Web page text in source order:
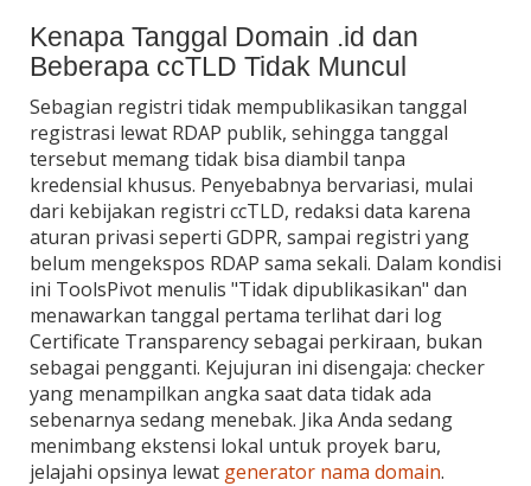
Kenapa Tanggal Domain .id dan
Beberapa ccTLD Tidak Muncul
Sebagian registri tidak mempublikasikan tanggal
registrasi lewat RDAP publik, sehingga tanggal
tersebut memang tidak bisa diambil tanpa
kredensial khusus. Penyebabnya bervariasi, mulai
dari kebijakan registri ccTLD, redaksi data karena
aturan privasi seperti GDPR, sampai registri yang
belum mengekspos RDAP sama sekali. Dalam kondisi
ini ToolsPivot menulis "Tidak dipublikasikan" dan
menawarkan tanggal pertama terlihat dari log
Certificate Transparency sebagai perkiraan, bukan
sebagai pengganti. Kejujuran ini disengaja: checker
yang menampilkan angka saat data tidak ada
sebenarnya sedang menebak. Jika Anda sedang
menimbang ekstensi lokal untuk proyek baru,
jelajahi opsinya lewat generator nama domain.